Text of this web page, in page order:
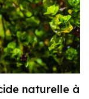
naturelle à